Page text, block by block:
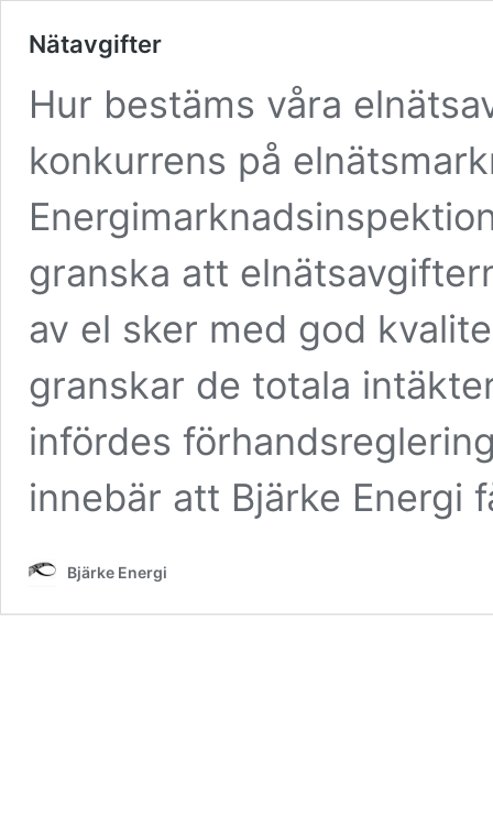
Nätavgifter
Hur bestäms våra
konkurrens på
granska att
av el sker med god
granskar de totala
infördes
innebär att Bjärke Energi
Bjärke Energi